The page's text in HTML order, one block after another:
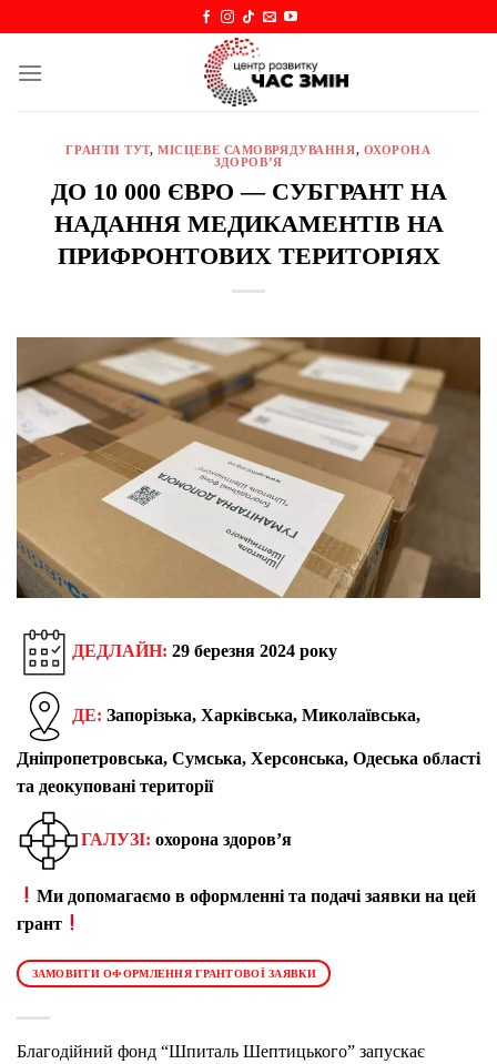
content
ГРАНТИ ТУТ,МІСЦЕВЕ САМОВРЯДУВАННЯ, ОХОРОНА
ЗДОРОВ’Я
ДО 10 000 ЄВРО — СУБГРАНТ НА
НАДАННЯ МЕДИКАМЕНТІВ НА
ПРИФРОНТОВИХ ТЕРИТОРІЯХ
ДЕДЛАЙН: 29 березня 2024 року
ДЕ: Запорізька, Харківська, Миколаївська,
Дніпропетровська, Сумська, Херсонська, Одеська області
та деокуповані території
ГАЛУЗІ: охорона здоров’я
Ми допомагаємо в оформленні та подачі заявки на цей
грант
ЗАМОВИТИ ОФОРМЛЕННЯ ГРАНТОВОЇ ЗАЯВКИ
Благодійний фонд “Шпиталь Шептицького” запускає